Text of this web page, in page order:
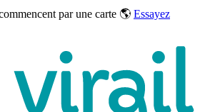
par une carte 🌎 Essayez